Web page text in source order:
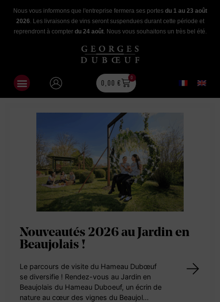
Nous vous informons que l'entreprise fermera ses portes du 1 au 23 août
2026. Les livraisons de vins seront suspendues durant cette période et
reprendront à compter du 24 août. Nous vous souhaitons un très bel été.
0,00€
0
Nouveautés 2026 au Jardin en
Beaujolais !
Le parcours de visite du Hameau Dubœuf
se diversifie ! Rendez-vous au Jardin en
Beaujolais du Hameau Duboeuf, un écrin de
nature au cœur des vignes du Beaujol…